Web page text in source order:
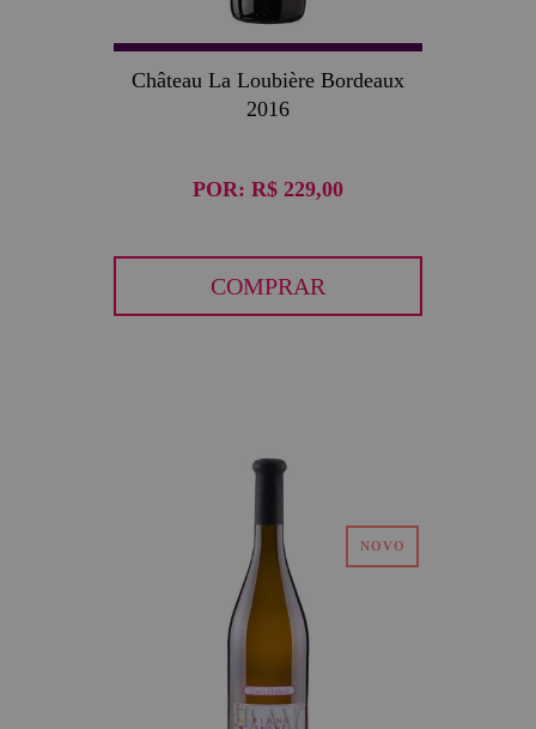
Château La Loubière Bordeaux
2016
POR: R$ 229,00
COMPRAR